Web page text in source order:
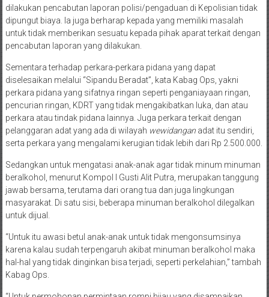
dilakukan pencabutan laporan polisi/pengaduan di Kepolisian tidak
dipungut biaya. Ia juga berharap kepada yang memiliki masalah
untuk tidak memberikan sesuatu kepada pihak aparat terkait dengan
pencabutan laporan yang dilakukan.
Sementara terhadap perkara-perkara pidana yang dapat
diselesaikan melalui “Sipandu Beradat”, kata Kabag Ops, yakni
perkara pidana yang sifatnya ringan seperti penganiayaan ringan,
pencurian ringan, KDRT yang tidak mengakibatkan luka, dan atau
perkara atau tindak pidana lainnya. Juga perkara terkait dengan
pelanggaran adat yang ada di wilayah wewidanganadat itu sendiri,
serta perkara yang mengalami kerugian tidak lebih dari Rp 2.500.000.
Sedangkan untuk mengatasi anak-anak agar tidak minum minuman
beralkohol, menurut Kompol I Gusti Alit Putra, merupakan tanggung
jawab bersama, terutama dari orang tua dan juga lingkungan
masyarakat. Di satu sisi, beberapa minuman beralkohol dilegalkan
untuk dijual.
“Untuk itu awasi betul anak-anak untuk tidak mengonsumsinya
karena kalau sudah terpengaruh akibat minuman beralkohol maka
hal-hal yang tidak dinginkan bisa terjadi, seperti perkelahian,” tambah
Kabag Ops.